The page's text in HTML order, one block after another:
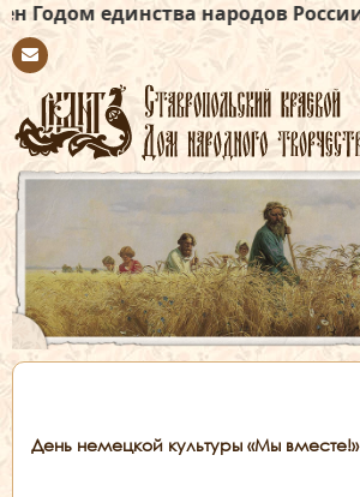
народов России
tact
День немецкой культуры «Мы вместе!»